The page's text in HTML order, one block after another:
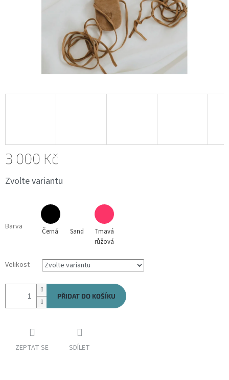
3 000 Kč
cena:
Zvolte variantu
Barva Černá Sand
Tmavá
růžová
Velikost
PŘIDAT DO KOŠÍKU
ZEPTAT SE SDÍLET